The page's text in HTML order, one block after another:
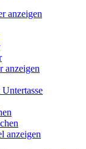
anzeigen
anzeigen
anzeigen